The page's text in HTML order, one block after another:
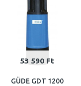
53 590 Ft
GÜDE GDT 1200